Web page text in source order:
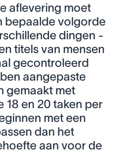
aflevering moet
bepaalde volgorde
dingen -
titels van mensen
gecontroleerd
aangepaste
gemaakt met
18 en 20 taken per
met een
dan het
aan voor de